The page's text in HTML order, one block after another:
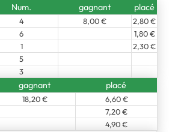
Num. gagnant placé
4 8,00 €
2,80 €
6
1,80 €
1
2,30 €
5
3
gagnant placé
18,20 €
6,60 €
7,20 €
4,90 €